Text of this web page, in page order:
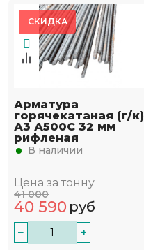
СКИДКА
Арматура
горячекатаная (г/к)
А3 А500С 32 мм
рифленая
В наличии
Цена за тонну
41 000
40 590 руб
− +